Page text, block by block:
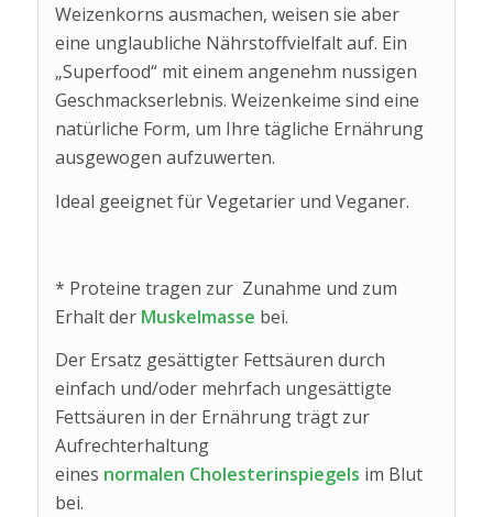
Weizenkorns ausmachen, weisen sie aber
eine unglaubliche Nährstoffvielfalt auf. Ein
„Superfood“ mit einem angenehm nussigen
Geschmackserlebnis. Weizenkeime sind eine
natürliche Form, um Ihre tägliche Ernährung
ausgewogen aufzuwerten.
Ideal geeignet für Vegetarier und Veganer.
* Proteine tragen zur Zunahme und zum
Erhalt der Muskelmasse bei.
Der Ersatz gesättigter Fettsäuren durch
einfach und/oder mehrfach ungesättigte
Fettsäuren in der Ernährung trägt zur
Aufrechterhaltung
eines normalen Cholesterinspiegels im Blut
bei.